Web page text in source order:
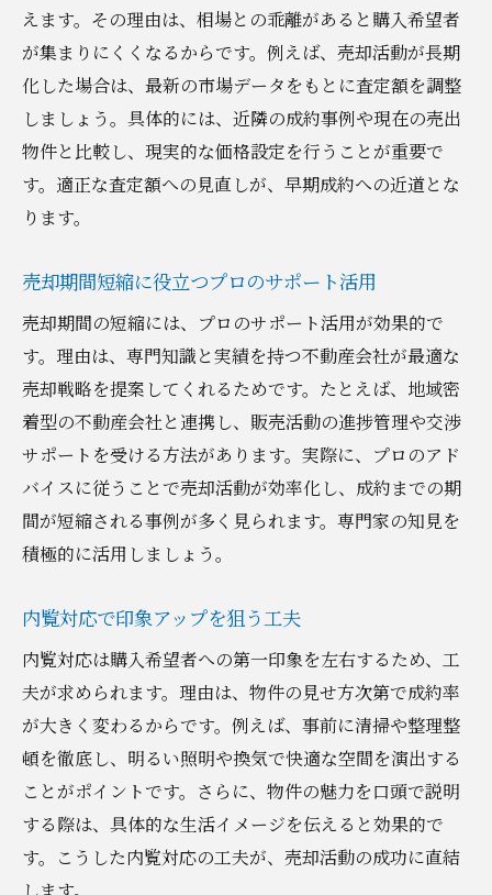
えます。その理由は、相場との乖離があると購入希望者
が集まりにくくなるからです。例えば、売却活動が長期
化した場合は、最新の市場データをもとに査定額を調整
しましょう。具体的には、近隣の成約事例や現在の売出
物件と比較し、現実的な価格設定を行うことが重要で
す。適正な査定額への見直しが、早期成約への近道とな
ります。
売却期間短縮に役立つプロのサポート活用
売却期間の短縮には、プロのサポート活用が効果的で
す。理由は、専門知識と実績を持つ不動産会社が最適な
売却戦略を提案してくれるためです。たとえば、地域密
着型の不動産会社と連携し、販売活動の進捗管理や交渉
サポートを受ける方法があります。実際に、プロのアド
バイスに従うことで売却活動が効率化し、成約までの期
間が短縮される事例が多く見られます。専門家の知見を
積極的に活用しましょう。
内覧対応で印象アップを狙う工夫
内覧対応は購入希望者への第一印象を左右するため、工
夫が求められます。理由は、物件の見せ方次第で成約率
が大きく変わるからです。例えば、事前に清掃や整理整
頓を徹底し、明るい照明や換気で快適な空間を演出する
ことがポイントです。さらに、物件の魅力を口頭で説明
する際は、具体的な生活イメージを伝えると効果的で
す。こうした内覧対応の工夫が、売却活動の成功に直結
します。